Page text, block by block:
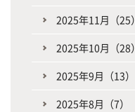
2025年11月（25）
2025年10月（28）
2025年9月（13）
2025年8月（7）